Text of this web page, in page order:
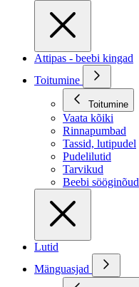
Attipas - beebi kingad
Toitumine
Toitumine
Vaata kõiki
Rinnapumbad
Tassid, lutipudel
Pudelilutid
Tarvikud
Beebi sööginõud
Lutid
Mänguasjad